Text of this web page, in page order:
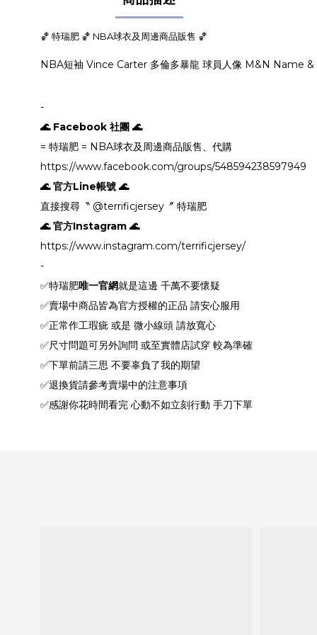
🏀 特瑞肥 🏀 NBA球衣及周邊商品販售 🏀
NBA短袖 Vince Carter 多倫多暴龍 球員人像 M&N Name
-
🌊 Facebook 社團 🌊
= 特瑞肥 = NBA球衣及周邊商品販售、代購
https://www.facebook.com/groups/548594238597949
🌊 官方Line帳號 🌊
直接搜尋〝 @terrificjersey〞 特瑞肥
🌊 官方Instagram 🌊
https://www.instagram.com/terrificjersey/
-
✅特瑞肥唯一官網就是這邊 千萬不要懷疑
✅賣場中商品皆為官方授權的正品 請安心服用
✅正常作工瑕疵 或是 微小線頭 請放寬心
✅尺寸問題可另外詢問 或至實體店試穿 較為準確
✅下單前請三思 不要辜負了我的期望
✅退換貨請參考賣場中的注意事項
✅感謝你花時間看完 心動不如立刻行動 手刀下單